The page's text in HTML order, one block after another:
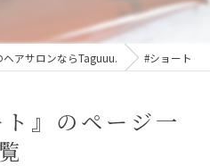
アサロンならTaguuu. #ショート
』のページ一
覧